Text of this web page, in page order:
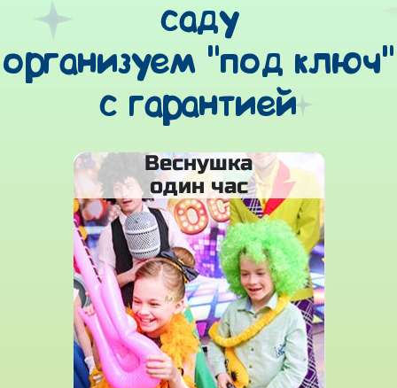
саду
организуем "под ключ"
с гарантией
Веснушка
один час